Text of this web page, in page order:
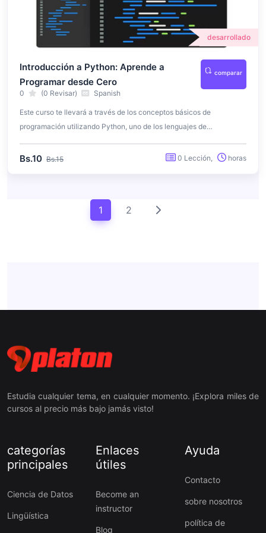
desarrollado
Introducción a Python: Aprende a
Programar desde Cero
comparar
0 (0 Revisar) Spanish
Este curso te llevará a través de los conceptos básicos de
programación utilizando Python, uno de los lenguajes de
principiante absoluto en la programación, este curso te brindará una
sintaxis de Python, la manipulación de datos y la creación de
pequeños proyectos prácticos.
Bs.10 Bs.15 0 Lección, horas
1 2
Estudia cualquier tema, en cualquier momento. ¡Explora miles de
cursos al precio más bajo jamás visto!
categorías
principales
Ciencia de Datos
Lingüística
Enlaces
útiles
Become an
instructor
Blog
Ayuda
Contacto
sobre nosotros
política de